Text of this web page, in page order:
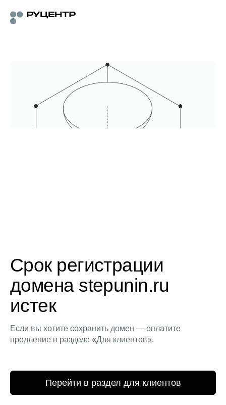
Срок регистрации
домена stepunin.ru
истек
Если вы хотите сохранить домен — оплатите
продление в разделе «Для клиентов».
Перейти в раздел для клиентов